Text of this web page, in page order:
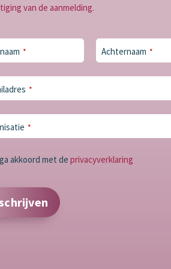
van de aanmelding.
* Achternaam *
*
*
akkoord met de privacyverklaring